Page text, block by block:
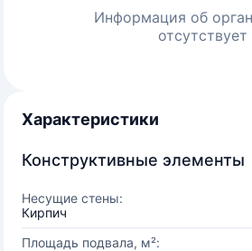
Информация об
отсутствует
Характеристики
Конструктивные элементы
Несущие стены:
Кирпич
Площадь подвала, м²: